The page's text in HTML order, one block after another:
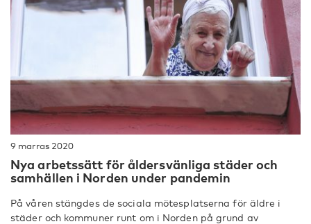
9 marras 2020
Nya arbetssätt för åldersvänliga städer och
samhällen i Norden under pandemin
På våren stängdes de sociala mötesplatserna för äldre i
städer och kommuner runt om i Norden på grund av